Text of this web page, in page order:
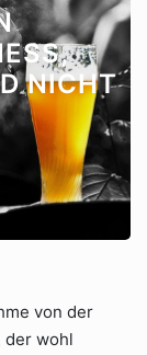
NICHT
von der
der wohl